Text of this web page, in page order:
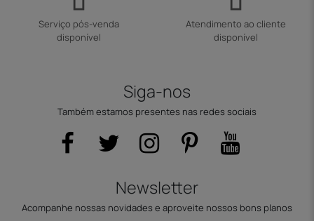
Serviço pós-venda
disponível
Atendimento ao cliente
disponível
Siga-nos
Também estamos presentes nas redes sociais
Newsletter
Acompanhe nossas novidades e aproveite nossos bons planos